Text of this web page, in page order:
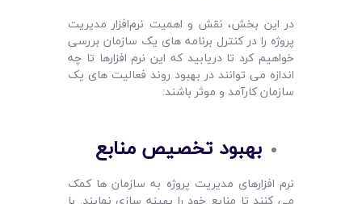
در این بخش، نقش و اهمیت نرم‌افزار مدیریت
پروژه را در کنترل برنامه های یک سازمان بررسی
خواهیم کرد تا دریابید که این نرم افزارها تا چه
اندازه می ­توانند در بهبود روند فعالیت های یک
سازمان کارآمد و موثر باشند:
بهبود تخصیص منابع
نرم ‌افزارهای مدیریت پروژه به سازمان‌ ها کمک